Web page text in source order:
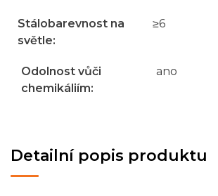
Detailní popis produktu
Stálobarevnost na
světle:
≥6
Odolnost vůči
chemikáliím:
ano